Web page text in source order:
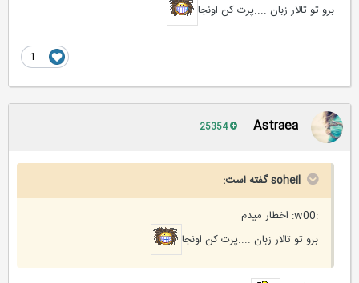
برو تو تالار زبان ....پرت کن اونجا
Astraea
soheil گفته است:
برو تو تالار زبان ....پرت کن اونجا